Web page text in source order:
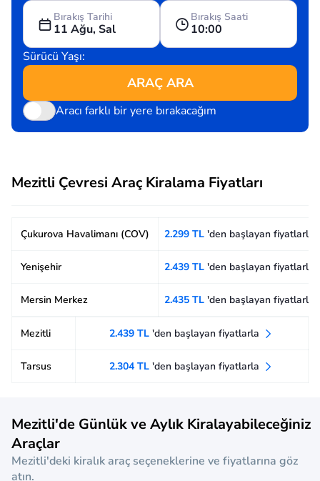
Bırakış Tarihi
11 Ağu, Sal
Bırakış Saati
10:00
Sürücü Yaşı:
ARAÇ ARA
Aracı farklı bir yere bırakacağım
Mezitli Çevresi Araç Kiralama Fiyatları
Çukurova Havalimanı (COV) 2.299 TL'den başlayan fiyatlarla
Yenişehir 2.439 TL'den başlayan fiyatlarla
Mersin Merkez 2.435 TL'den başlayan fiyatlarla
Mezitli 2.439 TL'den başlayan fiyatlarla
Tarsus 2.304 TL'den başlayan fiyatlarla
Mezitli'de Günlük ve Aylık Kiralayabileceğiniz
Araçlar
Mezitli'deki kiralık araç seçeneklerine ve fiyatlarına göz
atın.